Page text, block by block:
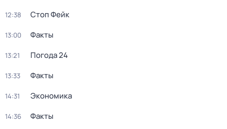
12:38 Стоп Фейк
13:00 Факты
13:21 Погода 24
13:33 Факты
14:31 Экономика
14:36 Факты